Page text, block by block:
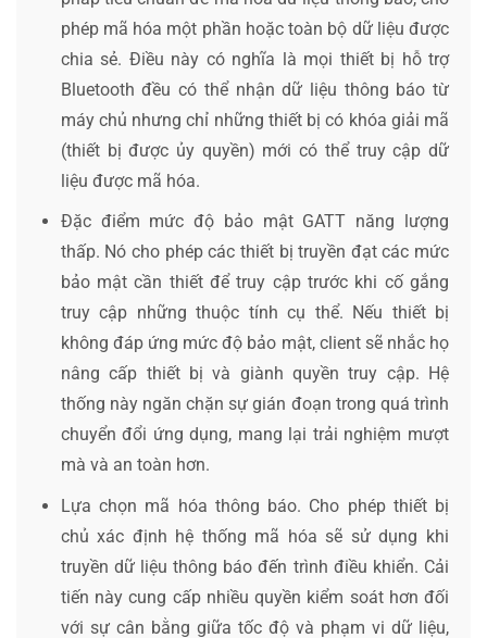
phép mã hóa một phần hoặc toàn bộ dữ liệu được
chia sẻ. Điều này có nghĩa là mọi thiết bị hỗ trợ
Bluetooth đều có thể nhận dữ liệu thông báo từ
máy chủ nhưng chỉ những thiết bị có khóa giải mã
(thiết bị được ủy quyền) mới có thể truy cập dữ
liệu được mã hóa.
Đặc điểm mức độ bảo mật GATT năng lượng
thấp. Nó cho phép các thiết bị truyền đạt các mức
bảo mật cần thiết để truy cập trước khi cố gắng
truy cập những thuộc tính cụ thể. Nếu thiết bị
không đáp ứng mức độ bảo mật, client sẽ nhắc họ
nâng cấp thiết bị và giành quyền truy cập. Hệ
thống này ngăn chặn sự gián đoạn trong quá trình
chuyển đổi ứng dụng, mang lại trải nghiệm mượt
mà và an toàn hơn.
Lựa chọn mã hóa thông báo. Cho phép thiết bị
chủ xác định hệ thống mã hóa sẽ sử dụng khi
truyền dữ liệu thông báo đến trình điều khiển. Cải
tiến này cung cấp nhiều quyền kiểm soát hơn đối
với sự cân bằng giữa tốc độ và phạm vi dữ liệu,